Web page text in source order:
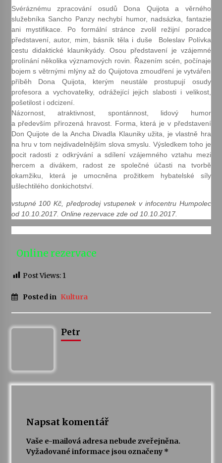
Jenakaši
28. 7. 2026
Votavžatský ploty
23. 7. 2026
Letní koncerty ve Stromovce: Rufus Miller
Vysočinka
17. 7. 2026
Ozvěny prázdnin
14. 7. 2026
Za kulturou kousek za Humpolec. V Želivě ožije
odkaz Josefa Čapka
30. 6. 2026
Svéráznému zpracování osudů Dona Quijota a věrného
služebníka Sancho Panzy nechybí humor, nadsázka, fantazie
ani mystifikace. Po formální stránce zvolil režijní poradce
představení, autor, mim, básník těla i duše Boleslav Polívka
cestu didaktické klaunikyády. Osou představení je vzájemné
prolínání několika významových rovin. Řazením scén, počínaje
bojem s větrnými mlýny až do Quijotova zmoudření je vytvářen
příběh Dona Quijota, kterým neustále prostupují osudy
profesora a vychovatelky, odrážející jejich slabosti i velikost,
pošetilost i odcizení.
Názornost, atraktivnost, spontánnost, lidový humor
a především přirozená hravost. Forma, která je v představení
Don Quijote de la Ancha Divadla Klauniky užita, je vlastně hra
na hru v tom nejdivadelnějším slova smyslu. Výsledkem toho je
pocit radosti z odkrývání a sdílení vzájemného vztahu mezi
hercem a divákem, radost ze společné účasti na tvorbě
okamžiku, která je umocněna prožitkem hybatelské síly
ušlechtilého donkichotství.
vstupné 100 Kč, předprodej vstupenek v infocentru Humpolec
od 10.10.2017. Online rezervace zde od 10.10.2017.
Online rezervace
Post Views: 1
Posted in Kultura
Petr
Napsat komentář
Vaše e-mailová adresa nebude zveřejněna.
Vyžadované informace jsou označeny *